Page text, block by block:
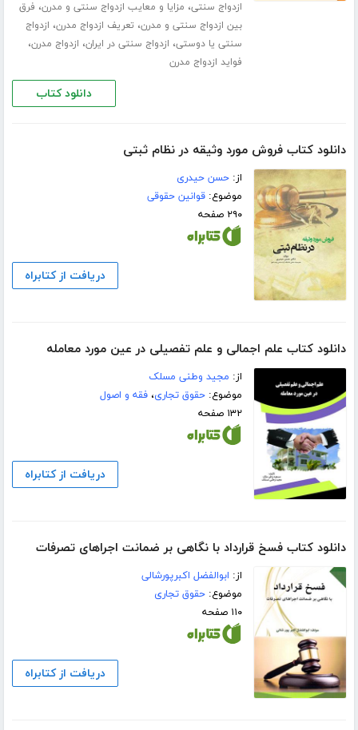
ازدواج سنتی، مزایا و معایب ازدواج سنتی و مدرن، فرق
بین ازدواج سنتی و مدرن، تعریف ازدواج مدرن، ازدواج
سنتی یا دوستی، ازدواج سنتی در ایران، ازدواج مدرن،
فواید ازدواج مدرن
دانلود کتاب
دانلود کتاب فروش مورد وثیقه در نظام ثبتی
از:حسن حیدری
موضوع:قوانین حقوقی
۲۹۰ صفحه
دریافت از کتابراه
دانلود کتاب علم اجمالی و علم تفصیلی در عین مورد معامله
از: مجید وطنی مسلک
موضوع:حقوق تجاری،فقه و اصول
۱۳۲ صفحه
دریافت از کتابراه
دانلود کتاب فسخ قرارداد با نگاهی بر ضمانت اجراهای تصرفات
از: ابوالفضل اکبرپورشالی
موضوع:حقوق تجاری
۱۱۰ صفحه
دریافت از کتابراه